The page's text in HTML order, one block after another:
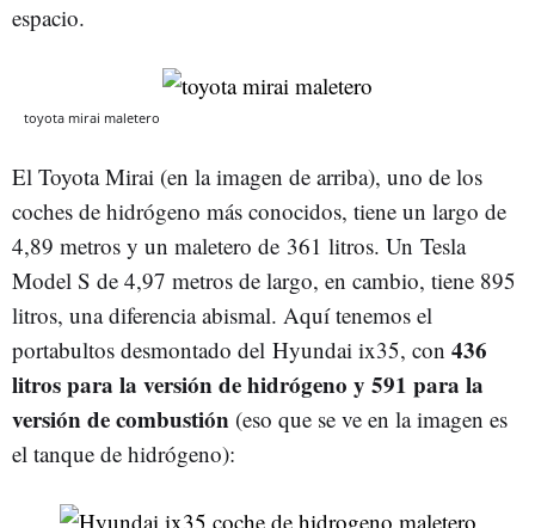
espacio.
toyota mirai maletero
El Toyota Mirai (en la imagen de arriba), uno de los
coches de hidrógeno más conocidos, tiene un largo de
4,89 metros y un maletero de 361 litros. Un Tesla
Model S de 4,97 metros de largo, en cambio, tiene 895
litros, una diferencia abismal. Aquí tenemos el
portabultos desmontado del Hyundai ix35, con 436
litros para la versión de hidrógeno y 591 para la
versión de combustión (eso que se ve en la imagen es
el tanque de hidrógeno):